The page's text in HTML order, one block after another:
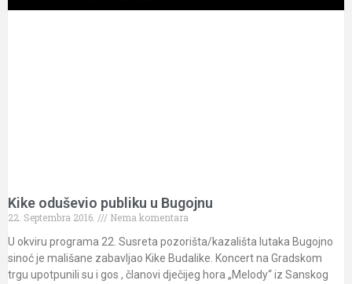
Kike oduševio publiku u Bugojnu
22. Septembra 2016.
Nema komentara
U okviru programa 22. Susreta pozorišta/kazališta lutaka Bugojno
sinoć je mališane zabavljao Kike Budalike. Koncert na Gradskom
trgu upotpunili su i gos , članovi dječijeg hora „Melody“ iz Sanskog